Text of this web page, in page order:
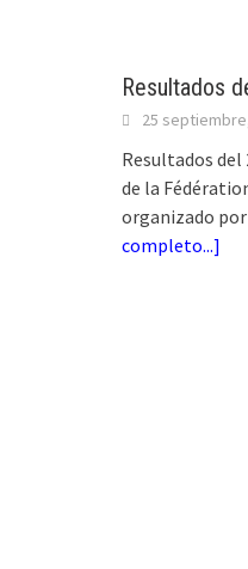
Resultados
25
Resultados
de la
organizado
completo...]